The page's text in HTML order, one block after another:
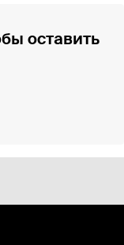
оставить